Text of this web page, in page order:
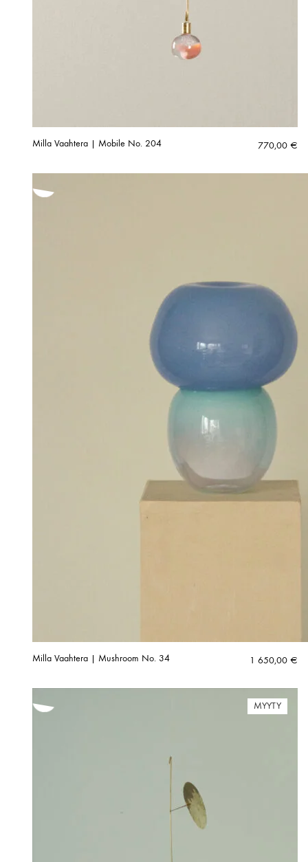
Milla Vaahtera | Mobile No. 204 770,00 €
Milla Vaahtera | Mushroom No. 34 1 650,00 €
MYYTY